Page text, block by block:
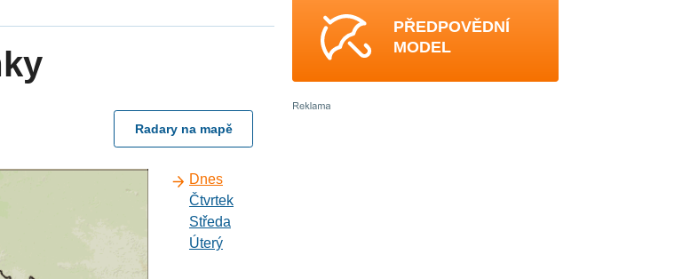
Radary na mapě
Dnes
Čtvrtek
Středa
Úterý
PŘEDPOVĚDNÍ
MODEL